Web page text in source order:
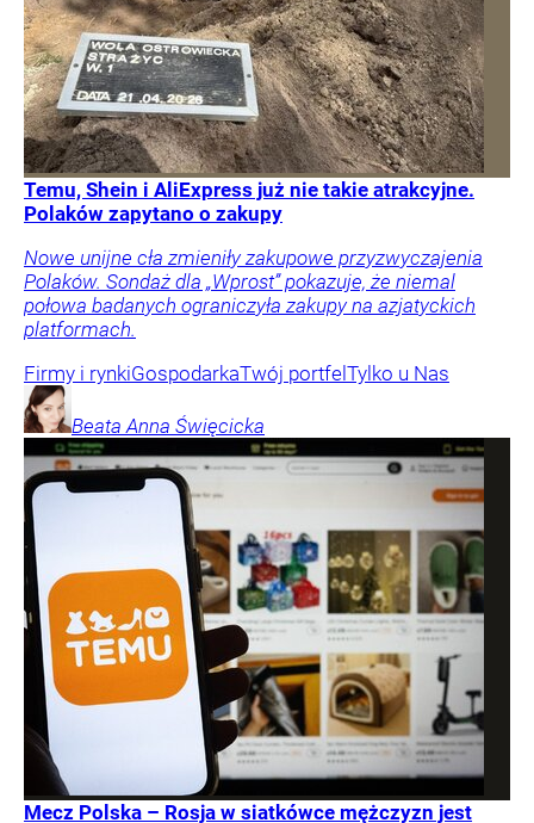
Temu, Shein i AliExpress już nie takie atrakcyjne.
Polaków zapytano o zakupy
Nowe unijne cła zmieniły zakupowe przyzwyczajenia
Polaków. Sondaż dla „Wprost” pokazuje, że niemal
połowa badanych ograniczyła zakupy na azjatyckich
platformach.
Firmy i rynkiGospodarkaTwój portfel Tylko u Nas
Beata Anna Święcicka
Mecz Polska – Rosja w siatkówce mężczyzn jest